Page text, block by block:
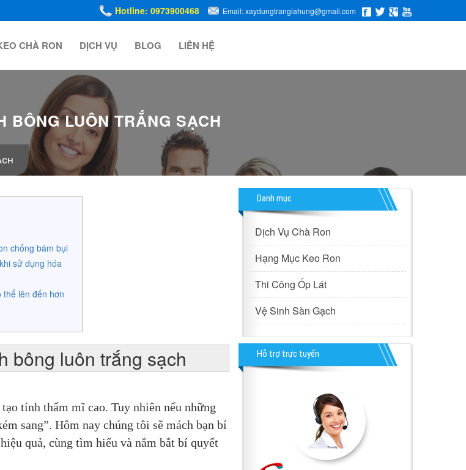
Hotline: 0973900468 Email: xaydungtrangiahung@gmail.com
CHÀ RON DỊCH VỤ BLOG LIÊN HỆ
BÔNG LUÔN TRẮNG SẠCH
chống bám bụi
sử dụng hóa
lên đến hơn
bông luôn trắng sạch
tính thẩm mĩ cao. Tuy nhiên nếu những
sang”. Hôm nay chúng tôi sẽ mách bạn bí
quả, cùng tìm hiểu và nắm bắt bí quyết
Danh mục
Dịch Vụ Chà Ron
Hạng Mục Keo Ron
Thi Công Ốp Lát
Vệ Sinh Sàn Gạch
Hỗ trợ trực tuyến